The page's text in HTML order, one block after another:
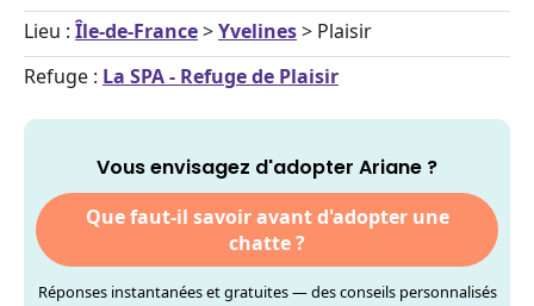
Lieu : Île-de-France>Yvelines> Plaisir
Refuge : La SPA - Refuge de Plaisir
Vous envisagez d'adopter Ariane ?
Que faut-il savoir avant d'adopter une
chatte ?
Réponses instantanées et gratuites — des conseils personnalisés